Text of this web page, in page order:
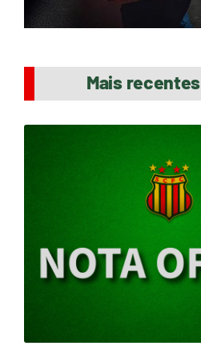
Mais recentes